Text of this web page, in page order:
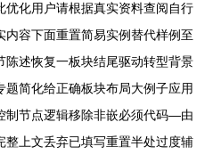
化用户请根据真实资料查阅自行
容下面重置简易实例替代样例至
陈述恢复一板块结尾驱动转型背景
题简化给正确板块布局大例子应用
制节点逻辑移除非嵌必须代码—由
整上文丢弃已填写重置半处过度辅